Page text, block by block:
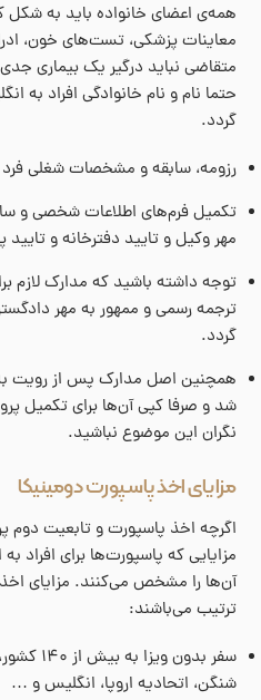
همه‌ی اعضای خانواده باید به شکل
معاینات پزشکی، تست‌های خون،
متقاضی نباید درگیر یک بیماری
حتما نام و نام خانوادگی افراد به
گردد.
رزومه، سابقه و مشخصات شغلی فرد
تکمیل فرم‌های اطلاعات شخصی و
مهر وکیل و تایید دفترخانه و
توجه داشته باشید که مدارک لازم
ترجمه رسمی و ممهور به مهر
گردد.
همچنین اصل مدارک پس از رویت
شد و صرفا کپی آن‌ها برای تکمیل
نگران این موضوع نباشید.
مزایای اخذ پاسپورت دومینیکا
اگرچه اخذ پاسپورت و تابعیت دوم
مزایایی که پاسپورت‌ها برای افراد
آن‌ها را مشخص می‌کنند. مزایای
ترتیب می‌باشند:
سفر بدون
شنگن، اتحادیه اروپا، انگلیس و …